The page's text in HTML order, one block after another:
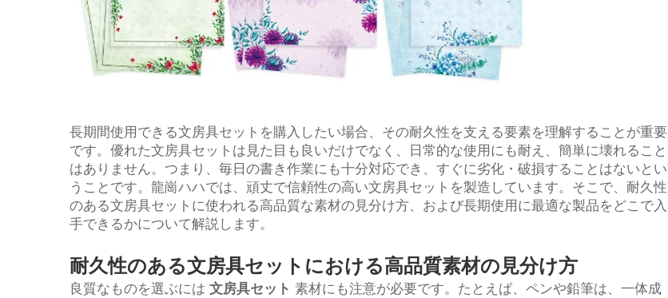
長期間使用できる文房具セットを購入したい場合、その耐久性を支える要素を理解することが重要
です。優れた文房具セットは見た目も良いだけでなく、日常的な使用にも耐え、簡単に壊れること
はありません。つまり、毎日の書き作業にも十分対応でき、すぐに劣化・破損することはないとい
うことです。龍崗ハハでは、頑丈で信頼性の高い文房具セットを製造しています。そこで、耐久性
のある文房具セットに使われる高品質な素材の見分け方、および長期使用に最適な製品をどこで入
手できるかについて解説します。
耐久性のある文房具セットにおける高品質素材の見分け方
良質なものを選ぶには 文房具セット 素材にも注意が必要です。たとえば、ペンや鉛筆は、一体成